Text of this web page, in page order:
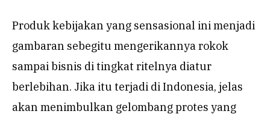
Produk kebijakan yang sensasional ini menjadi
gambaran sebegitu mengerikannya rokok
sampai bisnis di tingkat ritelnya diatur
berlebihan. Jika itu terjadi di Indonesia, jelas
akan menimbulkan gelombang protes yang